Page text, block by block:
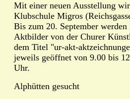
Mit einer neuen Ausstellung
Klubschule Migros
Bis zum 20. September
Aktbilder von der Churer
dem Titel "ur-akt-
jeweils geöffnet von 9.00 bis
Uhr.
Alphütten gesucht